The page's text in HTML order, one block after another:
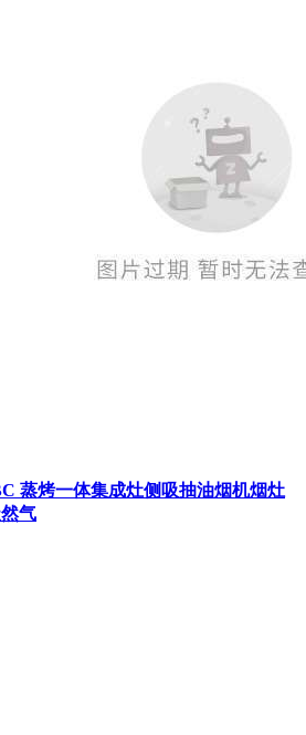
蒸烤一体集成灶侧吸抽油烟机烟灶
气